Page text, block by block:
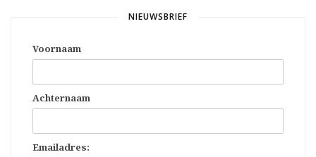
NIEUWSBRIEF
Voornaam
Achternaam
Emailadres: